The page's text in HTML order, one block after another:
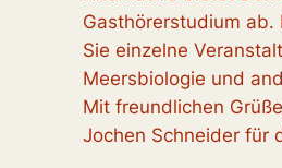
Gasthörerstudium ab.
Sie einzelne
Meersbiologie und
Mit freundlichen
Jochen Schneider für